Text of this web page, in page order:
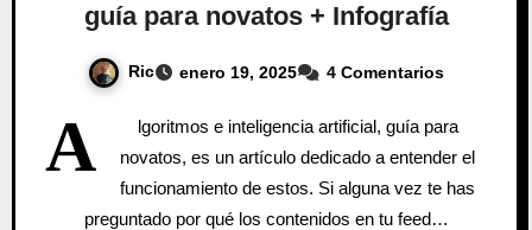
guía para novatos + Infografía
Ric enero 19, 2025 4 Comentarios
A
lgoritmos e inteligencia artificial, guía para
novatos, es un artículo dedicado a entender el
funcionamiento de estos. Si alguna vez te has
preguntado por qué los contenidos en tu feed…